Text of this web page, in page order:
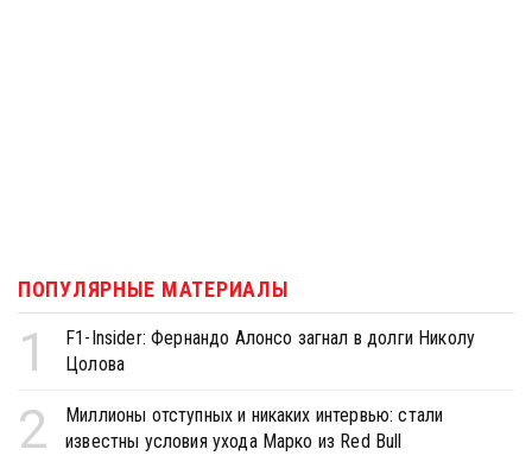
ПОПУЛЯРНЫЕ МАТЕРИАЛЫ
1
F1-Insider: Фернандо Алонсо загнал в долги Николу
Цолова
2
Миллионы отступных и никаких интервью: стали
известны условия ухода Марко из Red Bull